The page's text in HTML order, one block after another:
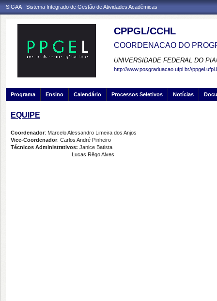
SIGAA - Sistema Integrado de Gestão de Atividades Acadêmicas
CPPGL/CCHL
COORDENACAO DO
UNIVERSIDADE FEDERAL DO
http://www.posgraduacao.ufpi.br//
Programa Ensino Calendário Processos Seletivos Notícias
EQUIPE
Coordenador: Marcelo Alessandro Limeira dos Anjos
Vice-Coordenador: Carlos André Pinheiro
Técnicos Administrativos: Janice Batista
Lucas Rêgo Alves